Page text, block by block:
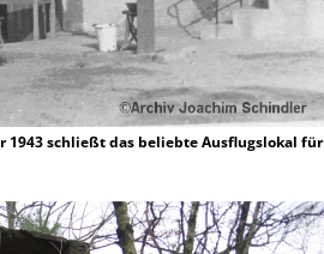
1943 schließt das beliebte Ausflugslokal für